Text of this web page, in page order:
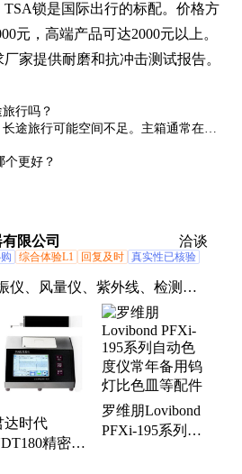
锁是国际出行的标配。价格方
元，高端产品可达2000元以上。
家提供耐磨和抗冲击测试报告。
行吗？
途旅行可能空间不足。主箱通常在
，总容量有限。
个更好？
限公司 洽谈
综合体验L1 回复及时 真实性已核验
仪、风量仪、紫外线、检测
led探伤、充电板、风速仪、测
、手电筒、测试仪、露点仪、
感器、测力计、度检测、计数
、流量计
达时代
精密粗
罗维朋Lovibond
PFXi-195系列自